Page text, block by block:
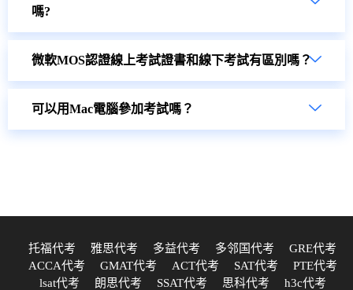
嗎?
微軟MOS認證線上考試證書和線下考試有區別嗎？
可以用Mac電腦參加考試嗎？
托福代考 雅思代考 多益代考 多邻国代考
GRE代考
ACCA代考
GMAT代考 ACT代考 SAT代考
PTE代考
lsat代考
朗思代考 SSAT代考 思科代考
h3c代考